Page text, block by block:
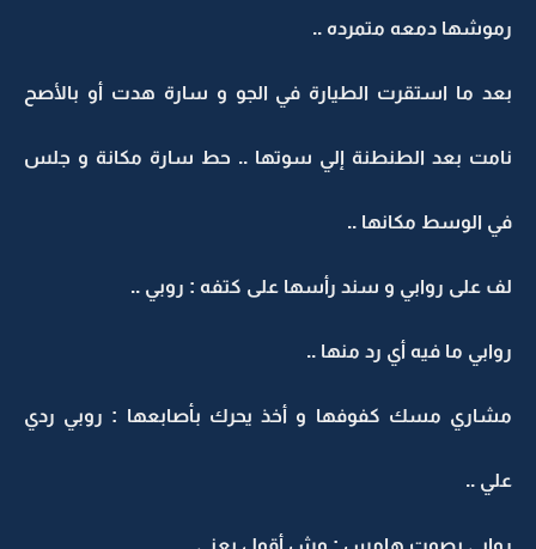
رموشها دمعه متمرده ..
بعد ما استقرت الطيارة في الجو و سارة هدت أو بالأصح
نامت بعد الطنطنة إلي سوتها .. حط سارة مكانة و جلس
في الوسط مكانها ..
لف على روابي و سند رأسها على كتفه : روبي ..
روابي ما فيه أي رد منها ..
مشاري مسك كفوفها و أخذ يحرك بأصابعها : روبي ردي
علي ..
روابي بصوت هامس : وش أقول يعني